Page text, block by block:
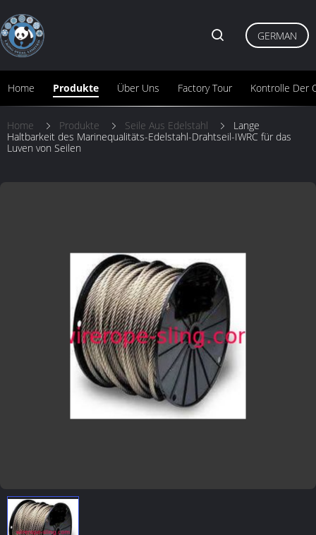
Home Produkte Über Uns Factory Tour Kontrolle Der
GERMAN
Home Produkte Seile Aus Edelstahl
Lange
Haltbarkeit des Marinequalitäts-Edelstahl-Drahtseil-IWRC für das
Luven von Seilen